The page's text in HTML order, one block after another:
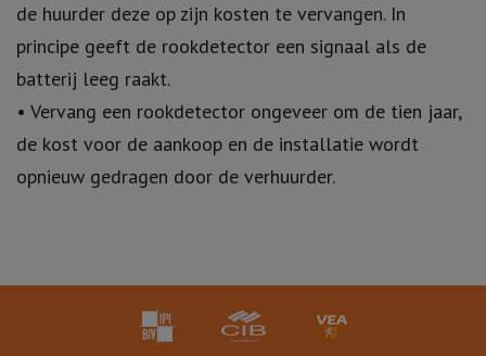
de huurder deze op zijn kosten te vervangen. In
principe geeft de rookdetector een signaal als de
batterij leeg raakt.
• Vervang een rookdetector ongeveer om de tien jaar,
de kost voor de aankoop en de installatie wordt
opnieuw gedragen door de verhuurder.